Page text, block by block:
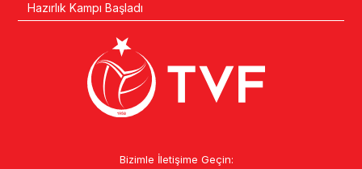
Hazırlık Kampı Başladı
Bizimle İletişime Geçin: